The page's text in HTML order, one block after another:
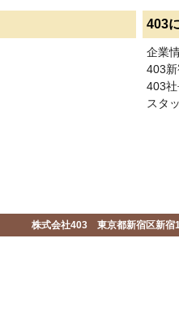
403
企業
403
403
スタ
株式会社403 東京都新宿区新